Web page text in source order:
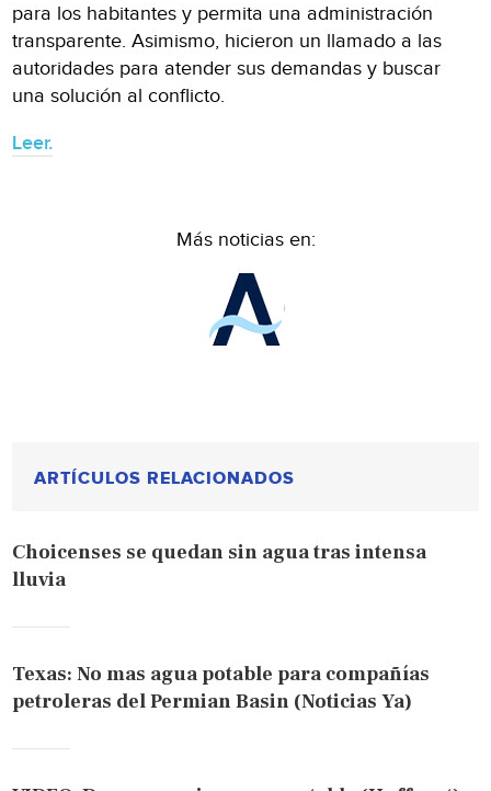
para los habitantes y permita una administración
transparente. Asimismo, hicieron un llamado a las
autoridades para atender sus demandas y buscar
una solución al conflicto.
Leer.
Más noticias en:
ARTÍCULOS RELACIONADOS
Choicenses se quedan sin agua tras intensa
lluvia
Texas: No mas agua potable para compañías
petroleras del Permian Basin (Noticias Ya)